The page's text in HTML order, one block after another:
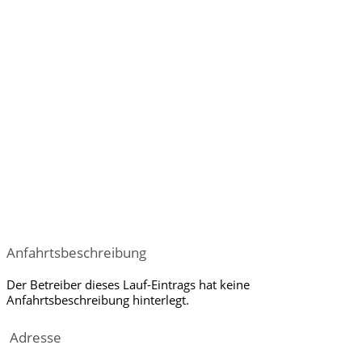
Anfahrtsbeschreibung
Der Betreiber dieses Lauf-Eintrags hat keine
Anfahrtsbeschreibung hinterlegt.
Adresse